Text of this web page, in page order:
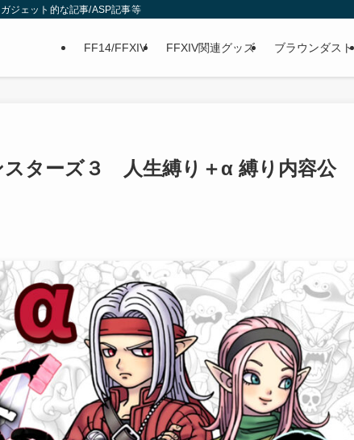
ジェット的な記事/ASP記事等
FF14/FFXIV FFXIV関連グッズ ブラウンダスト
スターズ３ 人生縛り＋α 縛り内容公